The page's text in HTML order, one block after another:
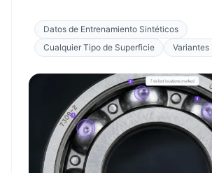
Datos de Entrenamiento Sintéticos
Cualquier Tipo de Superficie
Variantes